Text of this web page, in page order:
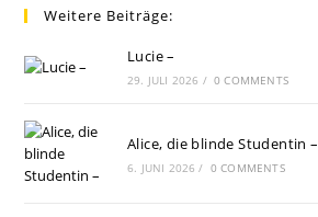
Weitere Beiträge:
Lucie –
29. JULI 2026 / 0 COMMENTS
Alice, die blinde Studentin –
6. JUNI 2026 / 0 COMMENTS